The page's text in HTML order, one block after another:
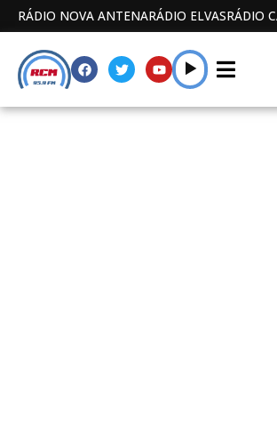
RÁDIO NOVA ANTENARÁDIO ELVASRÁDIO